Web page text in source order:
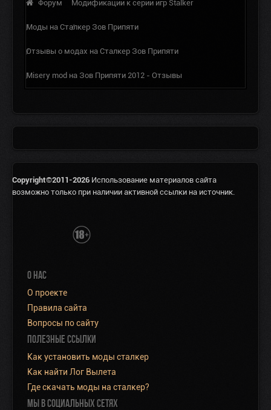
Форум Модификации к серии игр Stalker
Моды на Сталкер Зов Припяти
Отзывы о модах на Сталкер Зов Припяти
Misery mod на Зов Припяти 2012 - Отзывы
Copyright©2011-2026 Использование материалов сайта
возможно только при наличии активной ссылки на источник.
О НАС
О проекте
Правила сайта
Вопросы по сайту
ПОЛЕЗНЫЕ ССЫЛКИ
Как установить моды сталкер
Как найти Лог Вылета
Где скачать моды на сталкер?
МЫ В СОЦИАЛЬНЫХ СЕТЯХ